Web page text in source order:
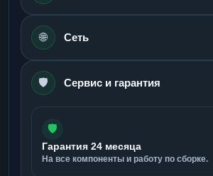
🌐 Сеть
🛡️ Сервис и гарантия
🛡️
Гарантия 24 месяца
На все компоненты и работу по сборке.